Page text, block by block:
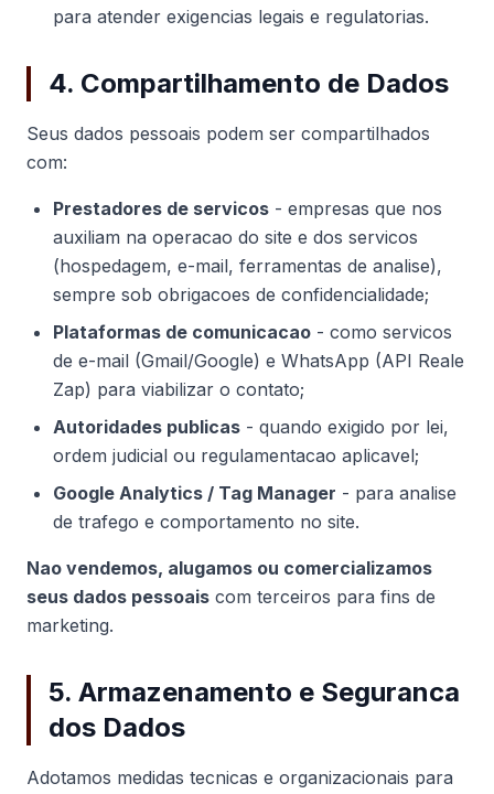
para atender exigencias legais e regulatorias.
4. Compartilhamento de Dados
Seus dados pessoais podem ser compartilhados
com:
Prestadores de servicos - empresas que nos
auxiliam na operacao do site e dos servicos
(hospedagem, e-mail, ferramentas de analise),
sempre sob obrigacoes de confidencialidade;
Plataformas de comunicacao - como servicos
de e-mail (Gmail/Google) e WhatsApp (API Reale
Zap) para viabilizar o contato;
Autoridades publicas - quando exigido por lei,
ordem judicial ou regulamentacao aplicavel;
Google Analytics / Tag Manager - para analise
de trafego e comportamento no site.
Nao vendemos, alugamos ou comercializamos
seus dados pessoais com terceiros para fins de
marketing.
5. Armazenamento e Seguranca
dos Dados
Adotamos medidas tecnicas e organizacionais para